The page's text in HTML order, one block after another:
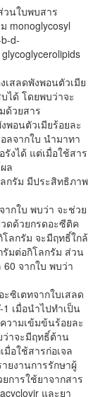
วนใบพบสาร
monoglycosyl
d-
สลดพังพอนตัวเมีย
ได้ โดยพบว่าจะ
ด้วยสาร
พอนตัวเมียร้อยละ
ลจากใบ นำมาทา
งได้ แต่เมื่อใช้สาร
ล
กรัม มีประสิทธิภาพ
ากใบ พบว่า จะช่วย
ดด้วยกรดอะซีติค
ลกรัม จะมีฤทธิ์ใกล้
มต่อกิโลกรัม ส่วน
จากใบ พบว่า
ซิเตทจากใบเสลด
เมื่อนำไปทำเป็น
วามเข้มข้นร้อยละ
ว่าจะมีฤทธิ์ต้าน
อใช้สารก่อเจล
ยงานการรักษาผู้
การใช้ยาจากสาร
และยา